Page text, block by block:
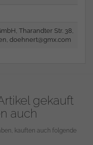
Tharandter Str. 38,
doehnert@gmx.com
gekauft
auch
kauften auch folgende